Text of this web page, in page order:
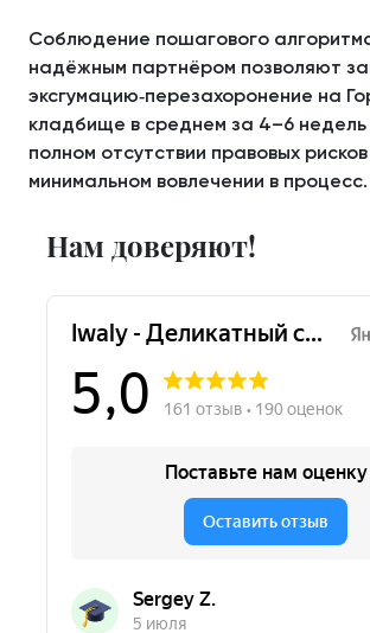
Соблюдение пошагового
надёжным партнёром позволяют
эксгумацию‑перезахоронение на
кладбище в среднем за 4–6 недель
полном отсутствии правовых рисков
минимальном вовлечении в процесс.
Нам доверяют!